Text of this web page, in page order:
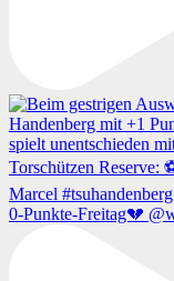
0-Punkte-Freitag💔